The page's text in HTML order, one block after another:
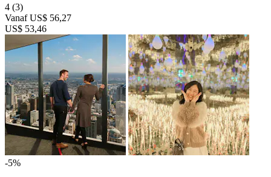
4 (3)
Vanaf US$ 56,27
US$ 53,46
-5%